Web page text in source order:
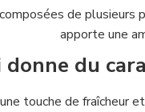
de
apporte une
donne du
touche de